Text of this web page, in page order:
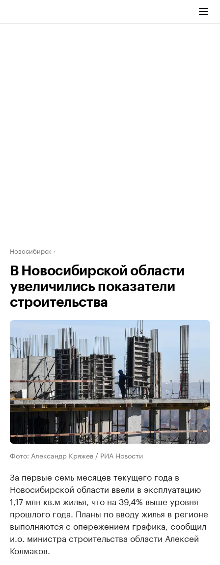
Новосибирск
В Новосибирской области
увеличились показатели
строительства
Фото: Александр Кряжев / РИА Новости
За первые семь месяцев текущего года в
Новосибирской области ввели в эксплуатацию
1,17 млн кв.м жилья, что на 39,4% выше уровня
прошлого года. Планы по вводу жилья в регионе
выполняются с опережением графика, сообщил
и.о. министра строительства области Алексей
Колмаков.